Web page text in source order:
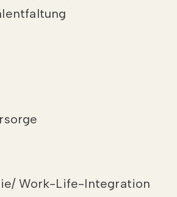
Work-Life-Integration